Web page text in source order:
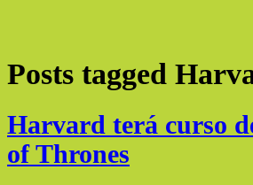
Posts tagged
Harvard terá curso
of Thrones